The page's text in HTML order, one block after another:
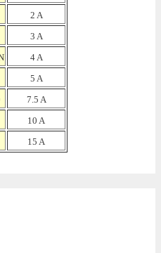
2 A
3 A
4 A
5 A
7.5 A
10 A
15 A